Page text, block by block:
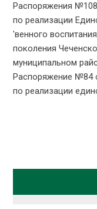
Распоряжения №108
по реализации
'венного
поколения
муниципальном
Распоряжение №84
по реализации